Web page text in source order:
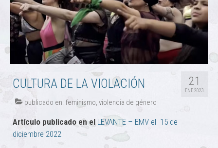
21
ENE 2023
CULTURA DE LA VIOLACIÓN
publicado en: feminismo, violencia de género
Artículo publicado en el LEVANTE – EMV el 15 de
diciembre 2022